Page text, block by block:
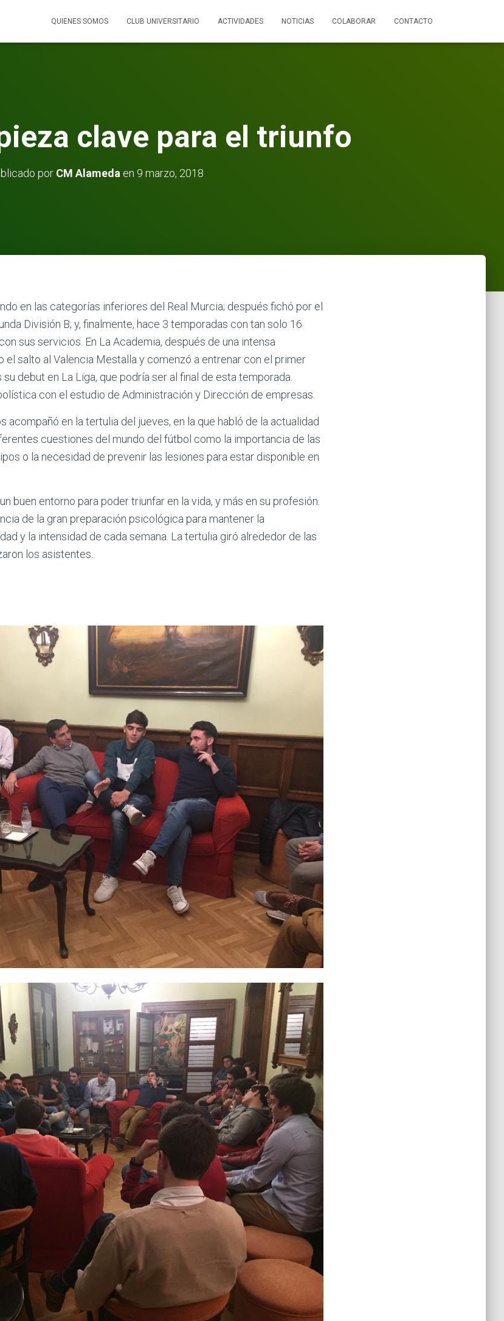
QUIENES SOMOS CLUB UNIVERSITARIO ACTIVIDADES NOTICIAS COLABORAR CONTACTO
clave para el triunfo
por CM Alameda en 9 marzo, 2018
en las categorías inferiores del Real Murcia; después fichó por el
División B; y, finalmente, hace 3 temporadas con tan solo 16
sus servicios. En La Academia, después de una intensa
el salto al Valencia Mestalla y comenzó a entrenar con el primer
debut en La Liga, que podría ser al final de esta temporada.
con el estudio de Administración y Dirección de empresas.
acompañó en la tertulia del jueves, en la que habló de la actualidad
cuestiones del mundo del fútbol como la importancia de las
o la necesidad de prevenir las lesiones para estar disponible en
buen entorno para poder triunfar en la vida, y más en su profesión.
de la gran preparación psicológica para mantener la
y la intensidad de cada semana. La tertulia giró alrededor de las
los asistentes.